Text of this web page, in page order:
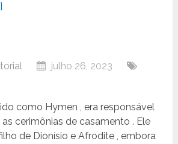
julho 26, 2023
como Hymen , era responsável
cerimônias de casamento . Ele
de Dionísio e Afrodite , embora